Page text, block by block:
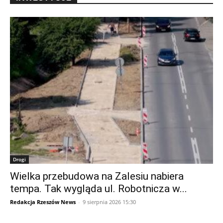
Drogi
Wielka przebudowa na Zalesiu nabiera
tempa. Tak wygląda ul. Robotnicza w...
Redakcja Rzeszów News - 9 sierpnia 2026 15:30